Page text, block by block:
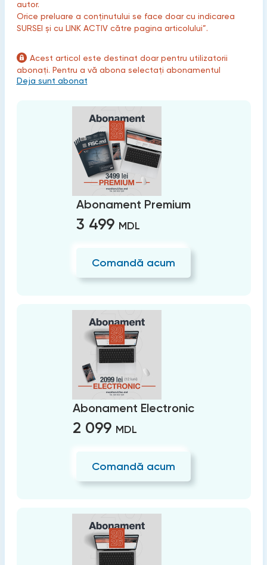
autor.
Orice preluare a conținutului se face doar cu indicarea
SURSEI și cu LINK ACTIV către pagina articolului”.
Acest articol este destinat doar pentru utilizatorii
abonați. Pentru a vă abona selectați abonamentul
Deja sunt abonat
Abonament Premium
3 499 MDL
Comandă acum
Abonament Electronic
2 099 MDL
Comandă acum